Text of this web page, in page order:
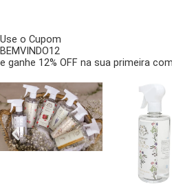
Use o Cupom
BEMVINDO12
e ganhe 12% OFF na sua primeira